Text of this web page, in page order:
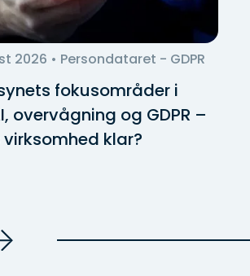
2026 • Persondataret - GDPR
fokusområder i
overvågning og GDPR –
virksomhed klar?